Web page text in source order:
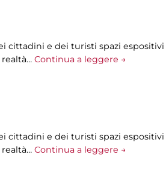
e dei turisti spazi espositivi
Continua a leggere →
e dei turisti spazi espositivi
Continua a leggere →